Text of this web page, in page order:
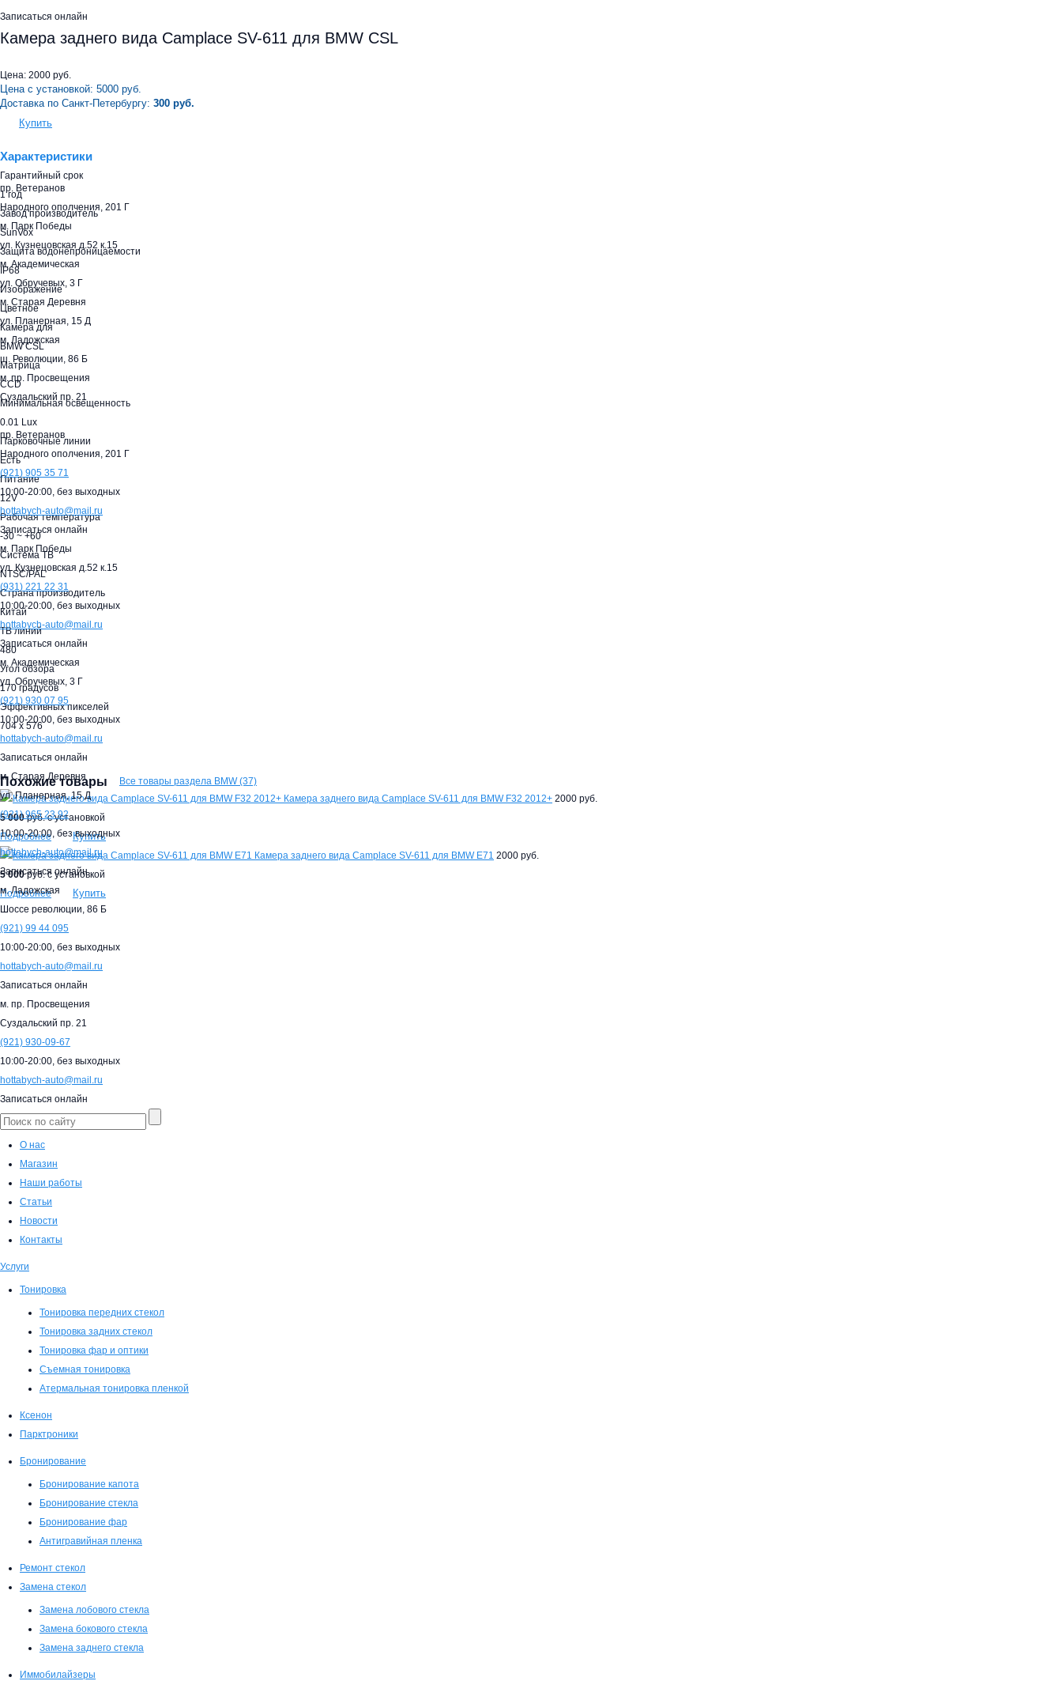
Записаться онлайн
Камера заднего вида Camplace SV-611 для BMW CSL
Цена: 2000 руб.
Цена с установкой: 5000 руб.
Доставка по Санкт-Петербургу: 300 руб.
Купить
Характеристики
Гарантийный срок
1 год
Завод производитель
SunVox
Защита водонепроницаемости
IP68
Изображение
Цветное
Камера для
BMW CSL
Матрица
CCD
Минимальная освещенность
0.01 Lux
Парковочные линии
Есть
Питание
12V
Рабочая температура
-30 ~ +60
Система ТВ
NTSC/PAL
Страна производитель
Китай
ТВ линий
480
Угол обзора
170 градусов
Эффективных пикселей
704 x 576
Похожие товары
Все товары раздела BMW (37)
Камера заднего вида Camplace SV-611 для BMW F32 2012+ 2000 руб.
5 000руб. с установкой
Подробнее
Купить
Камера заднего вида Camplace SV-611 для BMW E71 2000 руб.
5 000руб. с установкой
Подробнее
Купить
пр. Ветеранов
Народного ополчения, 201 Г
м. Парк Победы
ул. Кузнецовская д.52 к.15
м. Академическая
ул. Обручевых, 3 Г
м. Старая Деревня
ул. Планерная, 15 Д
м. Ладожская
ш. Революции, 86 Б
м. пр. Просвещения
Суздальский пр. 21
пр. Ветеранов
Народного ополчения, 201 Г
(921) 905 35 71
10:00-20:00, без выходных
hottabych-auto@mail.ru
Записаться онлайн
м. Парк Победы
ул. Кузнецовская д.52 к.15
(931) 221 22 31
10:00-20:00, без выходных
hottabych-auto@mail.ru
Записаться онлайн
м. Академическая
ул. Обручевых, 3 Г
(921) 930 07 95
10:00-20:00, без выходных
hottabych-auto@mail.ru
Записаться онлайн
м. Старая Деревня
ул. Планерная, 15 Д
(921)965 23 92
10:00-20:00, без выходных
hottabych-auto@mail.ru
Записаться онлайн
м. Ладожская
Шоссе революции, 86 Б
(921) 99 44 095
10:00-20:00, без выходных
hottabych-auto@mail.ru
Записаться онлайн
м. пр. Просвещения
Суздальский пр. 21
(921) 930-09-67
10:00-20:00, без выходных
hottabych-auto@mail.ru
Записаться онлайн
О нас
Магазин
Наши работы
Статьи
Новости
Контакты
Услуги
Тонировка
Тонировка передних стекол
Тонировка задних стекол
Тонировка фар и оптики
Съемная тонировка
Атермальная тонировка пленкой
Ксенон
Парктроники
Бронирование
Бронирование капота
Бронирование стекла
Бронирование фар
Антигравийная пленка
Ремонт стекол
Замена стекол
Замена лобового стекла
Замена бокового стекла
Замена заднего стекла
Иммобилайзеры